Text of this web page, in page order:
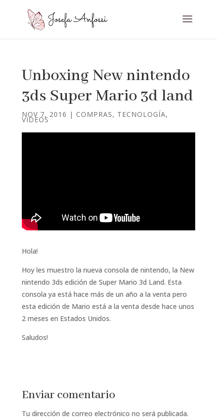
Unboxing New nintendo
3ds Super Mario 3d land
NOV 7, 2016 | COMPRAS, TECNOLOGÍA,
VIDEOS
Hola!
Hoy les muestro la nueva consola de nintendo, la New
nintendo 3ds edición de Super Mario 3d Land. Esta
consola ya está hace más de un año a la venta pero
esta edición de Mario está a la venta desde hace unos
2 meses en Estados Unidos.
Saludos!
Enviar comentario
Tu dirección de correo electrónico no será publicada.